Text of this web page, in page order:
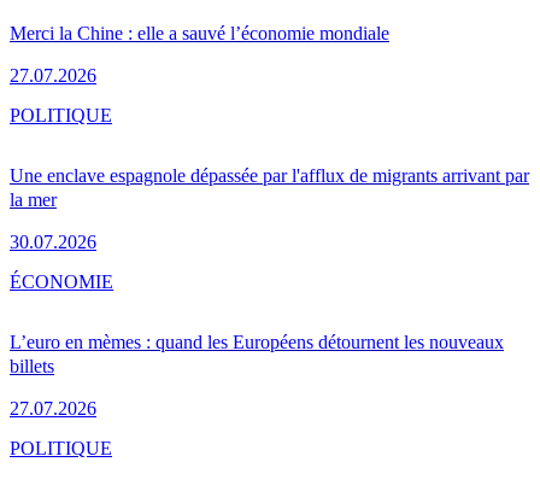
Merci la Chine : elle a sauvé l’économie mondiale
27.07.2026
Une enclave espagnole dépassée par l'afflux de migrants arrivant par
la mer
30.07.2026
POLITIQUE
L’euro en mèmes : quand les Européens détournent les nouveaux
billets
27.07.2026
ÉCONOMIE
POLITIQUE